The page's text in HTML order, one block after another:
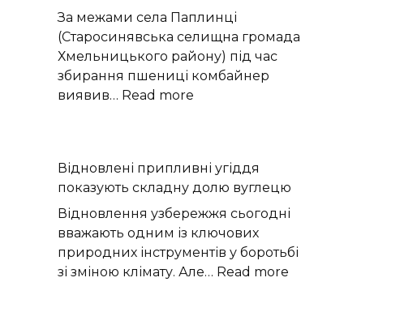
історії
Європи
За межами села Паплинці
(Старосинявська селищна громада
Хмельницького району) під час
збирання пшениці комбайнер
виявив… Read more
на
полі
під
час
жнив
на
Відновлені припливні угіддя
показують складну долю вуглецю
Відновлення узбережжя сьогодні
вважають одним із ключових
природних інструментів у боротьбі
зі зміною клімату. Але… Read more